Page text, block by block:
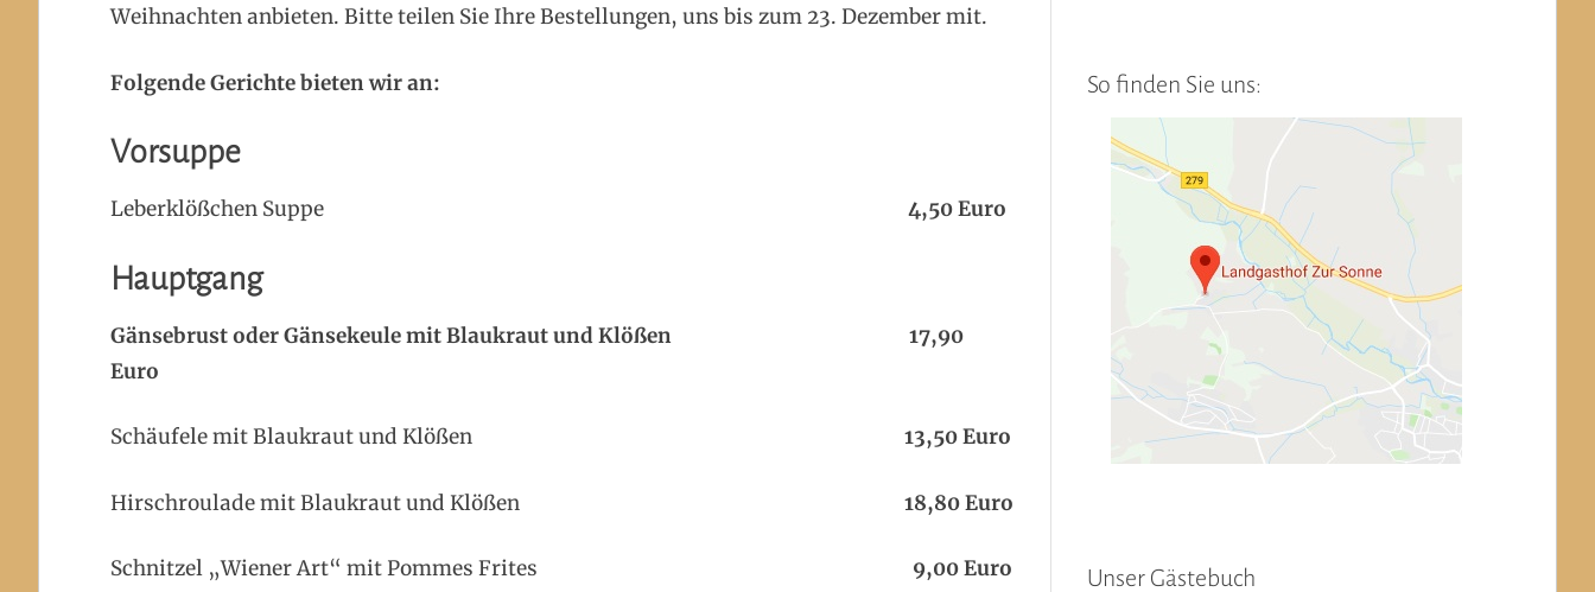
Weihnachten anbieten. Bitte teilen Sie Ihre Bestellungen, uns bis zum 23. Dezember mit.
Folgende Gerichte bieten wir an:
Vorsuppe
Leberklößchen Suppe 4,50 Euro
Hauptgang
Gänsebrust oder Gänsekeule mit Blaukraut und Klößen 17,90
Euro
Schäufele mit Blaukraut und Klößen 13,50 Euro
Hirschroulade mit Blaukraut und Klößen 18,80 Euro
Schnitzel „Wiener Art“ mit Pommes Frites 9,00 Euro
So finden Sie uns:
Unser Gästebuch